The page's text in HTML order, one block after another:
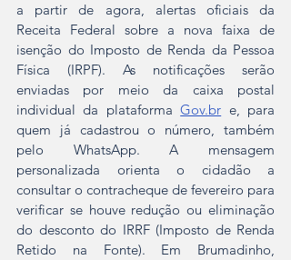
a partir de agora, alertas oficiais da
Receita Federal sobre a nova faixa de
isenção do Imposto de Renda da Pessoa
Física (IRPF). As notificações serão
enviadas por meio da caixa postal
individual da plataforma Gov.br e, para
quem já cadastrou o número, também
pelo WhatsApp. A mensagem
personalizada orienta o cidadão a
consultar o contracheque de fevereiro para
verificar se houve redução ou eliminação
do desconto do IRRF (Imposto de Renda
Retido na Fonte). Em Brumadinho,